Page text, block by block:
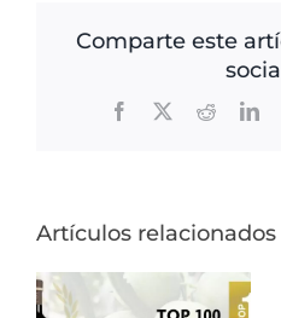
Comparte este
Facebook
X Reddit
Artículos relacionados